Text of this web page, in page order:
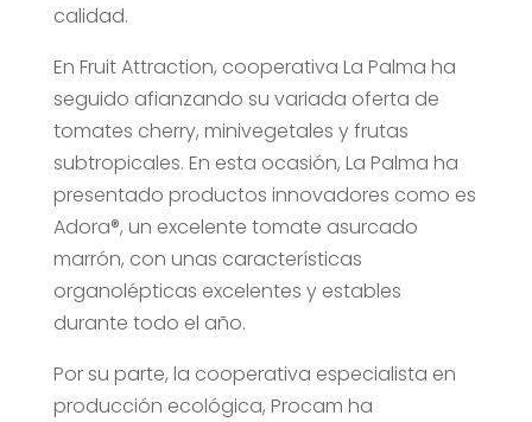
calidad.
En Fruit Attraction, cooperativa La Palma ha
seguido afianzando su variada oferta de
tomates cherry, minivegetales y frutas
subtropicales. En esta ocasión, La Palma ha
presentado productos innovadores como es
Adora®, un excelente tomate asurcado
marrón, con unas características
organolépticas excelentes y estables
durante todo el año.
Por su parte, la cooperativa especialista en
producción ecológica, Procam ha